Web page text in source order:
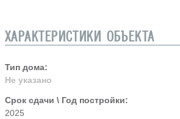
ХАРАКТЕРИСТИКИ ОБЪЕКТА
Тип дома:
Не указано
Срок сдачи \ Год постройки:
2025